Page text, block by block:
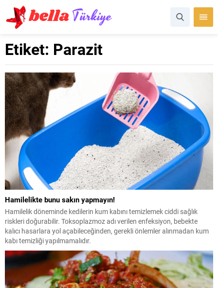
Etiket: Parazit
Hamilelikte bunu sakın yapmayın!
Hamilelik döneminde kedilerin kum kabını temizlemek ciddi sağlık
riskleri doğurabilir. Toksoplazmoz adı verilen enfeksiyon, bebekte
kalıcı hasarlara yol açabileceğinden, gerekli önlemler alınmadan kum
kabı temizliği yapılmamalıdır.